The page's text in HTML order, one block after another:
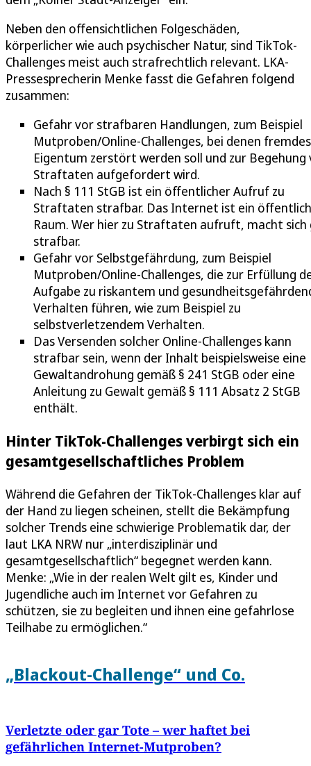
Neben den offensichtlichen Folgeschäden,
körperlicher wie auch psychischer Natur, sind TikTok-
Challenges meist auch strafrechtlich relevant. LKA-
Pressesprecherin Menke fasst die Gefahren folgend
zusammen:
Gefahr vor strafbaren Handlungen, zum Beispiel
Mutproben/Online-Challenges, bei denen fremdes
Eigentum zerstört werden soll und zur Begehung
Straftaten aufgefordert wird.
Nach § 111 StGB ist ein öffentlicher Aufruf zu
Straftaten strafbar. Das Internet ist ein
Raum. Wer hier zu Straftaten aufruft, macht sich
strafbar.
Gefahr vor Selbstgefährdung, zum Beispiel
Mutproben/Online-Challenges, die zur Erfüllung
Aufgabe zu riskantem und
Verhalten führen, wie zum Beispiel zu
selbstverletzendem Verhalten.
Das Versenden solcher Online-Challenges kann
strafbar sein, wenn der Inhalt beispielsweise eine
Gewaltandrohung gemäß § 241 StGB oder eine
Anleitung zu Gewalt gemäß § 111 Absatz 2 StGB
enthält.
Hinter TikTok-Challenges verbirgt sich ein
gesamtgesellschaftliches Problem
Während die Gefahren der TikTok-Challenges klar auf
der Hand zu liegen scheinen, stellt die Bekämpfung
solcher Trends eine schwierige Problematik dar, der
laut LKA NRW nur „interdisziplinär und
gesamtgesellschaftlich“ begegnet werden kann.
Menke: „Wie in der realen Welt gilt es, Kinder und
Jugendliche auch im Internet vor Gefahren zu
schützen, sie zu begleiten und ihnen eine gefahrlose
Teilhabe zu ermöglichen.“
„Blackout-Challenge“ und Co.
Verletzte oder gar Tote – wer haftet bei
gefährlichen Internet-Mutproben?